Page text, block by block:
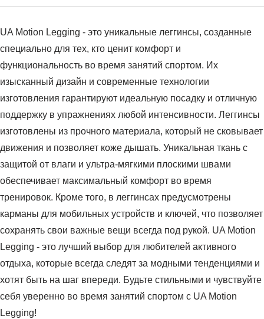
UA Motion Legging - это уникальные леггинсы, созданные
специально для тех, кто ценит комфорт и
функциональность во время занятий спортом. Их
изысканный дизайн и современные технологии
изготовления гарантируют идеальную посадку и отличную
поддержку в упражнениях любой интенсивности. Леггинсы
изготовлены из прочного материала, который не сковывает
движения и позволяет коже дышать. Уникальная ткань с
защитой от влаги и ультра-мягкими плоскими швами
обеспечивает максимальный комфорт во время
тренировок. Кроме того, в леггинсах предусмотрены
карманы для мобильных устройств и ключей, что позволяет
сохранять свои важные вещи всегда под рукой. UA Motion
Legging - это лучший выбор для любителей активного
отдыха, которые всегда следят за модными тенденциями и
хотят быть на шаг впереди. Будьте стильными и чувствуйте
себя уверенно во время занятий спортом с UA Motion
Legging!